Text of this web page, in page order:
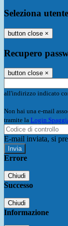
Seleziona utente
button close ×
Recupero
button close ×
all'indirizzo indicato
Non hai una e-mail
tramite la Login
E-mail inviata, si
Errore
Chiudi
Successo
Chiudi
Informazione